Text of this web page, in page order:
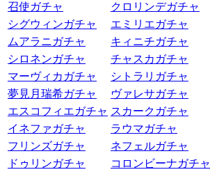
召使ガチャ
クロリンデガチャ
シグウィンガチャ
エミリエガチャ
ムアラニガチャ
キィニチガチャ
シロネンガチャ
チャスカガチャ
マーヴィカガチャ
シトラリガチャ
夢見月瑞希ガチャ
ヴァレサガチャ
エスコフィエガチャ スカークガチャ
イネファガチャ
ラウマガチャ
フリンズガチャ
ネフェルガチャ
ドゥリンガチャ
コロンビーナガチャ